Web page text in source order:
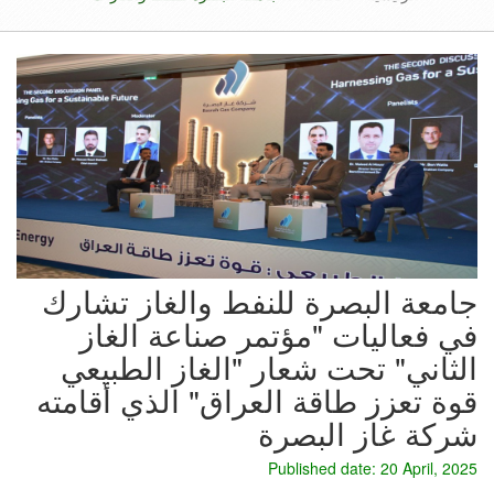
جامعة البصرة للنفط والغاز تشارك
في فعاليات "مؤتمر صناعة الغاز
الثاني" تحت شعار "الغاز الطبيعي
قوة تعزز طاقة العراق" الذي أقامته
شركة غاز البصرة
Published date: 20 April, 2025